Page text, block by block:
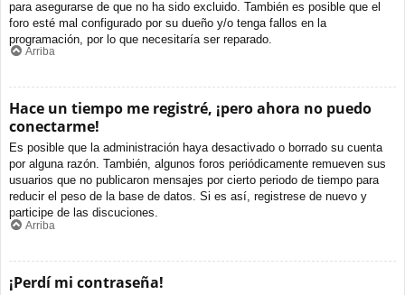
para asegurarse de que no ha sido excluido. También es posible que el
foro esté mal configurado por su dueño y/o tenga fallos en la
programación, por lo que necesitaría ser reparado.
Arriba
Hace un tiempo me registré, ¡pero ahora no puedo
conectarme!
Es posible que la administración haya desactivado o borrado su cuenta
por alguna razón. También, algunos foros periódicamente remueven sus
usuarios que no publicaron mensajes por cierto periodo de tiempo para
reducir el peso de la base de datos. Si es así, registrese de nuevo y
participe de las discuciones.
Arriba
¡Perdí mi contraseña!